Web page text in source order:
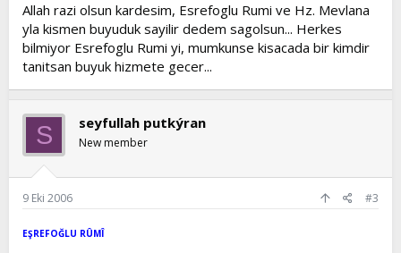
Allah razi olsun kardesim, Esrefoglu Rumi ve Hz. Mevlana
yla kismen buyuduk sayilir dedem sagolsun... Herkes
bilmiyor Esrefoglu Rumi yi, mumkunse kisacada bir kimdir
tanitsan buyuk hizmete gecer...
S seyfullah putkýran
New member
9 Eki 2006 #3
EŞREFOĞLU RÛMÎ